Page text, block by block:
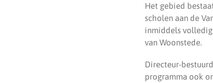
Het gebied
scholen aan de
inmiddels
van Woonstede.
Directeur-
programma ook